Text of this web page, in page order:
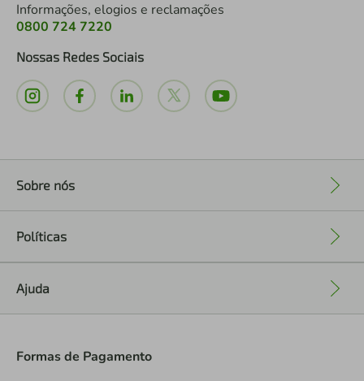
Informações, elogios e reclamações
0800 724 7220
Nossas Redes Sociais
Sobre nós
Políticas
Ajuda
Formas de Pagamento